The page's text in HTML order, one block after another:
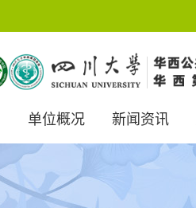
单位概况 新闻资讯